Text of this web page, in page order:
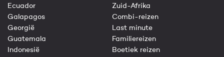
Ecuador
Galapagos
Georgië
Guatemala
Indonesië
Zuid-Afrika
Combi-reizen
Last minute
Familiereizen
Boetiek reizen